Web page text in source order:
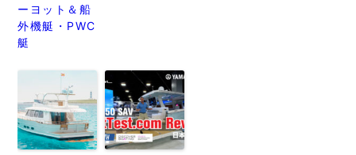
ーヨット＆船
外機艇・PWC
艇